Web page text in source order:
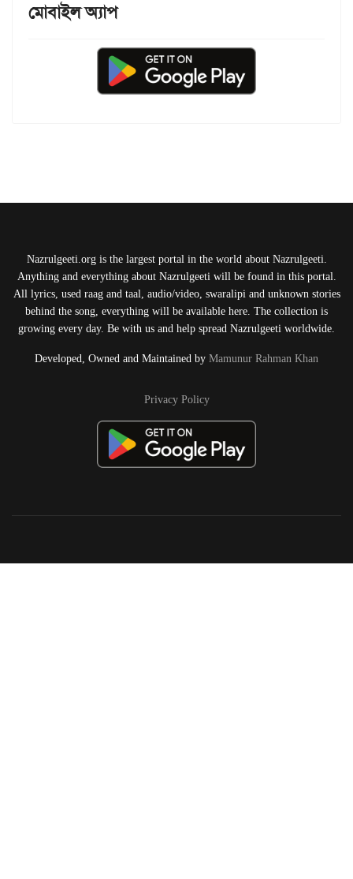
মোবাইল অ্যাপ
Nazrulgeeti.org is the largest portal in the world about Nazrulgeeti.
Anything and everything about Nazrulgeeti will be found in this portal.
All lyrics, used raag and taal, audio/video, swaralipi and unknown stories
behind the song, everything will be available here. The collection is
growing every day. Be with us and help spread Nazrulgeeti worldwide.
Developed, Owned and Maintained by Mamunur Rahman Khan
Privacy Policy